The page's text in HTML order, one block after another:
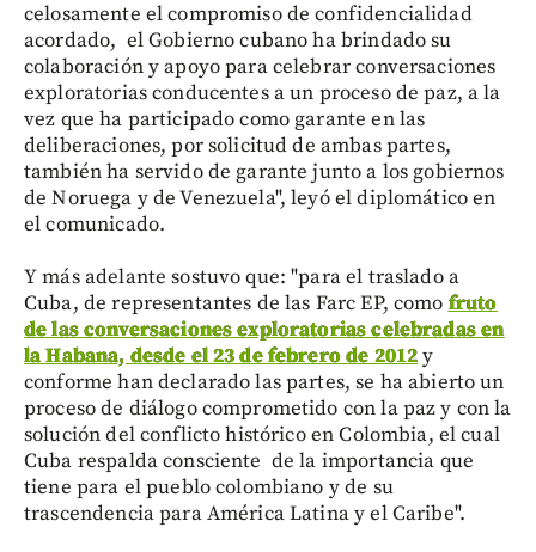
celosamente el compromiso de confidencialidad
acordado, el Gobierno cubano ha brindado su
colaboración y apoyo para celebrar conversaciones
exploratorias conducentes a un proceso de paz, a la
vez que ha participado como garante en las
deliberaciones, por solicitud de ambas partes,
también ha servido de garante junto a los gobiernos
de Noruega y de Venezuela", leyó el diplomático en
el comunicado.
Y más adelante sostuvo que: "para el traslado a
Cuba, de representantes de las Farc EP, como fruto
de las conversaciones exploratorias celebradas en
la Habana, desde el 23 de febrero de 2012y
conforme han declarado las partes, se ha abierto un
proceso de diálogo comprometido con la paz y con la
solución del conflicto histórico en Colombia, el cual
Cuba respalda consciente de la importancia que
tiene para el pueblo colombiano y de su
trascendencia para América Latina y el Caribe".